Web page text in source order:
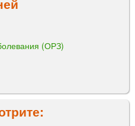
(ОРЗ)